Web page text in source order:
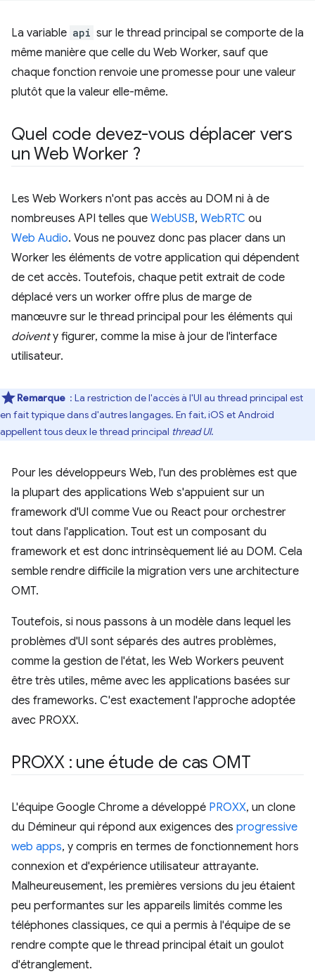
La variable api sur le thread principal se comporte de la
même manière que celle du Web Worker, sauf que
chaque fonction renvoie une promesse pour une valeur
plutôt que la valeur elle-même.
Quel code devez-vous déplacer vers
un Web Worker ?
Les Web Workers n'ont pas accès au DOM ni à de
nombreuses API telles que WebUSB, WebRTC ou
Web Audio. Vous ne pouvez donc pas placer dans un
Worker les éléments de votre application qui dépendent
de cet accès. Toutefois, chaque petit extrait de code
déplacé vers un worker offre plus de marge de
manœuvre sur le thread principal pour les éléments qui
doiventy figurer, comme la mise à jour de l'interface
utilisateur.
Remarque : La restriction de l'accès à l'UI au thread principal est
en fait typique dans d'autres langages. En fait, iOS et Android
appellent tous deux le thread principal thread UI.
Pour les développeurs Web, l'un des problèmes est que
la plupart des applications Web s'appuient sur un
framework d'UI comme Vue ou React pour orchestrer
tout dans l'application. Tout est un composant du
framework et est donc intrinsèquement lié au DOM. Cela
semble rendre difficile la migration vers une architecture
OMT.
Toutefois, si nous passons à un modèle dans lequel les
problèmes d'UI sont séparés des autres problèmes,
comme la gestion de l'état, les Web Workers peuvent
être très utiles, même avec les applications basées sur
des frameworks. C'est exactement l'approche adoptée
avec PROXX.
PROXX : une étude de cas OMT
L'équipe Google Chrome a développé PROXX, un clone
du Démineur qui répond aux exigences des progressive
web apps, y compris en termes de fonctionnement hors
connexion et d'expérience utilisateur attrayante.
Malheureusement, les premières versions du jeu étaient
peu performantes sur les appareils limités comme les
téléphones classiques, ce qui a permis à l'équipe de se
rendre compte que le thread principal était un goulot
d'étranglement.